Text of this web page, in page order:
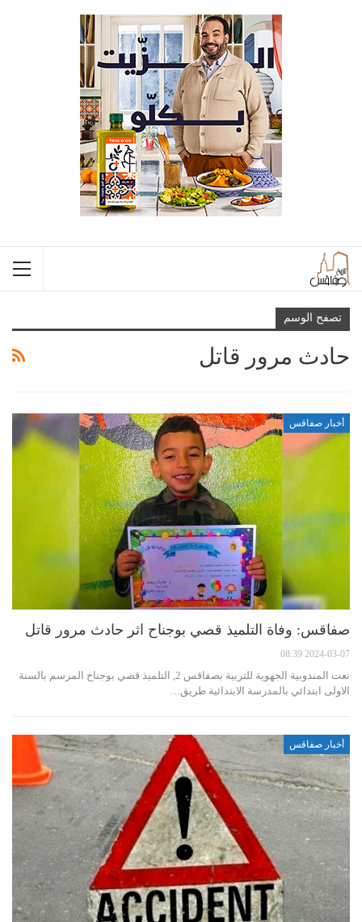
تصفح الوسم
حادث مرور قاتل
أخبار صفاقس
صفاقس: وفاة التلميذ قصي بوجناح اثر حادث مرور قاتل
2024-03-07 08:39
نعت المندوبية الجهوية للتربية بصفاقس 2, التلميذ قصي بوجناح المرسم بالسنة
الاولى ابتدائي بالمدرسة الابتدائية طريق…
أخبار صفاقس